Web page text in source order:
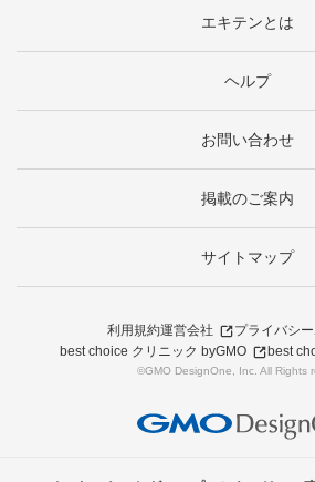
エキテンとは
ヘルプ
お問い合わせ
掲載のご案内
サイトマップ
利用規約運営会社
プライバシ
best choice クリニック byGMO
best
©GMO DesignOne, Inc. All Rights